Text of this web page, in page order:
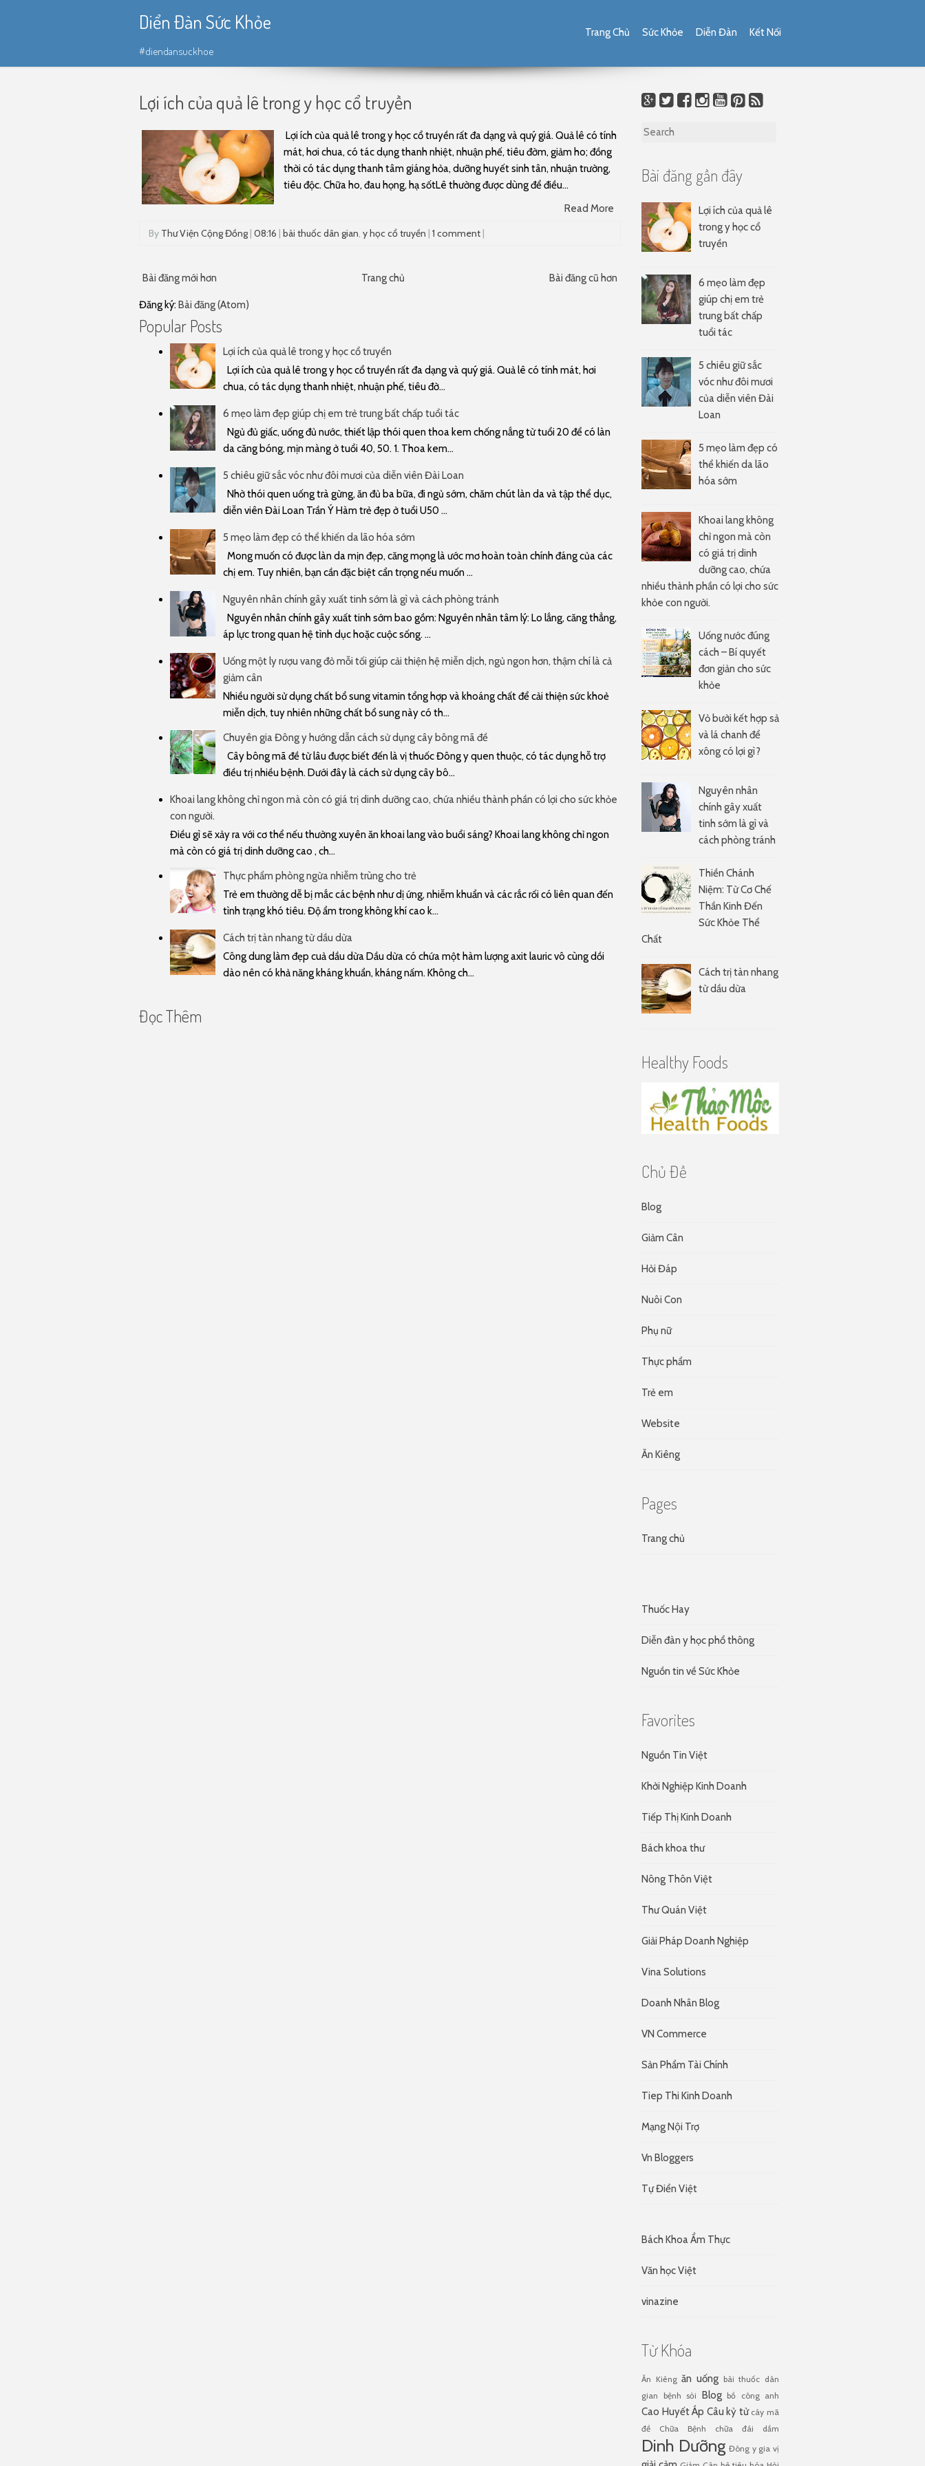
Diển Đàn Sức Khỏe
#diendansuckhoe
Trang Chủ Sức Khỏe Diễn Đàn Kết Nối
Lợi ích của quả lê trong y học cổ truyền
Lợi ích của quả lê trong y học cổ truyền rất đa dạng và quý giá. Quả lê có tính
mát, hơi chua, có tác dụng thanh nhiệt, nhuận phế, tiêu đờm, giảm ho; đồng
thời có tác dụng thanh tâm giáng hỏa, dưỡng huyết sinh tân, nhuận trường,
tiêu độc. Chữa ho, đau họng, hạ sốtLê thường được dùng để điều...
Read More
By Thư Viện Cộng Đồng | 08:16 | bài thuốc dân gian, y học cổ truyền | 1 comment |
Bài đăng mới hơn Bài đăng cũ hơn
Trang chủ
Đăng ký: Bài đăng (Atom)
Popular Posts
Lợi ích của quả lê trong y học cổ truyền
Lợi ích của quả lê trong y học cổ truyền rất đa dạng và quý giá. Quả lê có tính mát, hơi
chua, có tác dụng thanh nhiệt, nhuận phế, tiêu đờ...
6 mẹo làm đẹp giúp chị em trẻ trung bất chấp tuổi tác
Ngủ đủ giấc, uống đủ nước, thiết lập thói quen thoa kem chống nắng từ tuổi 20 để có làn
da căng bóng, mịn màng ở tuổi 40, 50. 1. Thoa kem...
5 chiêu giữ sắc vóc như đôi mươi của diễn viên Đài Loan
Nhờ thói quen uống trà gừng, ăn đủ ba bữa, đi ngủ sớm, chăm chút làn da và tập thể dục,
diễn viên Đài Loan Trần Ý Hàm trẻ đẹp ở tuổi U50 ...
5 mẹo làm đẹp có thể khiến da lão hóa sớm
Mong muốn có được làn da mịn đẹp, căng mọng là ước mơ hoàn toàn chính đáng của các
chị em. Tuy nhiên, bạn cần đặc biệt cẩn trọng nếu muốn ...
Nguyên nhân chính gây xuất tinh sớm là gì và cách phòng tránh
Nguyên nhân chính gây xuất tinh sớm bao gồm: Nguyên nhân tâm lý: Lo lắng, căng thẳng,
áp lực trong quan hệ tình dục hoặc cuộc sống. ...
Uống một ly rượu vang đỏ mỗi tối giúp cải thiện hệ miễn dịch, ngủ ngon hơn, thậm chí là cả
giảm cân
Nhiều người sử dụng chất bổ sung vitamin tổng hợp và khoáng chất để cải thiện sức khoẻ
miễn dịch, tuy nhiên những chất bổ sung này có th...
Chuyên gia Đông y hướng dẫn cách sử dụng cây bông mã đề
Cây bông mã đề từ lâu được biết đến là vị thuốc Đông y quen thuộc, có tác dụng hỗ trợ
điều trị nhiều bệnh. Dưới đây là cách sử dụng cây bô...
Khoai lang không chỉ ngon mà còn có giá trị dinh dưỡng cao, chứa nhiều thành phần có lợi cho sức khỏe
con người.
Điều gì sẽ xảy ra với cơ thể nếu thường xuyên ăn khoai lang vào buổi sáng? Khoai lang không chỉ ngon
mà còn có giá trị dinh dưỡng cao , ch...
Thực phẩm phòng ngừa nhiễm trùng cho trẻ
Trẻ em thường dễ bị mắc các bệnh như dị ứng, nhiễm khuẩn và các rắc rối có liên quan đến
tình trạng khó tiêu. Độ ẩm trong không khí cao k...
Cách trị tàn nhang từ dầu dừa
Công dung làm đẹp cuả dầu dừa Dầu dừa có chứa một hàm lượng axit lauric vô cùng dồi
dào nên có khả năng kháng khuẩn, kháng nấm. Không ch...
Đọc Thêm
Search for:
Bài đăng gần đây
Lợi ích của quả lê
trong y học cổ
truyền
6 mẹo làm đẹp
giúp chị em trẻ
trung bất chấp
tuổi tác
5 chiêu giữ sắc
vóc như đôi mươi
của diễn viên Đài
Loan
5 mẹo làm đẹp có
thể khiến da lão
hóa sớm
Khoai lang không
chỉ ngon mà còn
có giá trị dinh
dưỡng cao, chứa
nhiều thành phần có lợi cho sức
khỏe con người.
Uống nước đúng
cách – Bí quyết
đơn giản cho sức
khỏe
Vỏ bưởi kết hợp sả
và lá chanh để
xông có lợi gì?
Nguyên nhân
chính gây xuất
tinh sớm là gì và
cách phòng tránh
Thiền Chánh
Niệm: Từ Cơ Chế
Thần Kinh Đến
Sức Khỏe Thể
Chất
Cách trị tàn nhang
từ dầu dừa
Healthy Foods
Chủ Đề
Blog
Giảm Cân
Hỏi Đáp
Nuôi Con
Phụ nữ
Thực phẩm
Trẻ em
Website
Ăn Kiêng
Pages
Trang chủ
Thuốc Hay
Diễn đàn y học phổ thông
Nguồn tin về Sức Khỏe
Favorites
Nguồn Tin Việt
Khởi Nghiệp Kinh Doanh
Tiếp Thị Kinh Doanh
Bách khoa thư
Nông Thôn Việt
Thư Quán Việt
Giải Pháp Doanh Nghiệp
Vina Solutions
Doanh Nhân Blog
VN Commerce
Sản Phẩm Tài Chính
Tiep Thi Kinh Doanh
Mạng Nội Trợ
Vn Bloggers
Tự Điển Việt
Bách Khoa Ẩm Thực
Văn học Việt
vinazine
Từ Khóa
Ăn Kiêng ăn uống bài thuốc dân
gian
bệnh sỏi Blog bồ công anh
Cao Huyết Áp Câu kỷ tử cây mã
đề
Chữa Bệnh chữa đái dầm
Dinh Dưỡng Đông y gia vị